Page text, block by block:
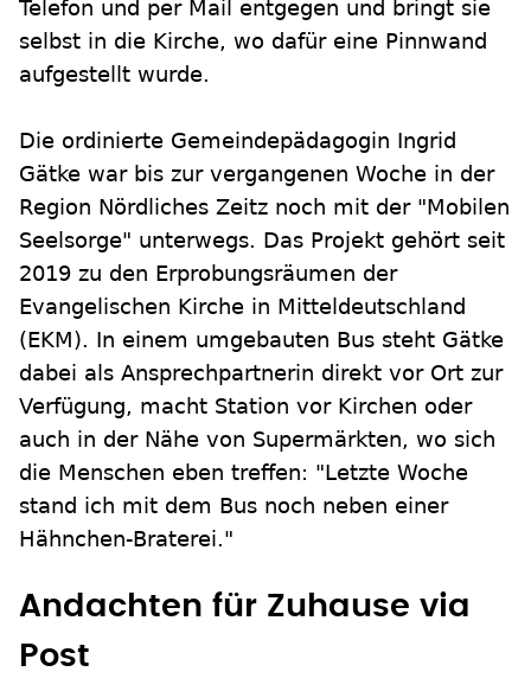
Telefon und per Mail entgegen und bringt sie
selbst in die Kirche, wo dafür eine Pinnwand
aufgestellt wurde.
Die ordinierte Gemeindepädagogin Ingrid
Gätke war bis zur vergangenen Woche in der
Region Nördliches Zeitz noch mit der "Mobilen
Seelsorge" unterwegs. Das Projekt gehört seit
2019 zu den Erprobungsräumen der
Evangelischen Kirche in Mitteldeutschland
(EKM). In einem umgebauten Bus steht Gätke
dabei als Ansprechpartnerin direkt vor Ort zur
Verfügung, macht Station vor Kirchen oder
auch in der Nähe von Supermärkten, wo sich
die Menschen eben treffen: "Letzte Woche
stand ich mit dem Bus noch neben einer
Hähnchen-Braterei."
Andachten für Zuhause via
Post